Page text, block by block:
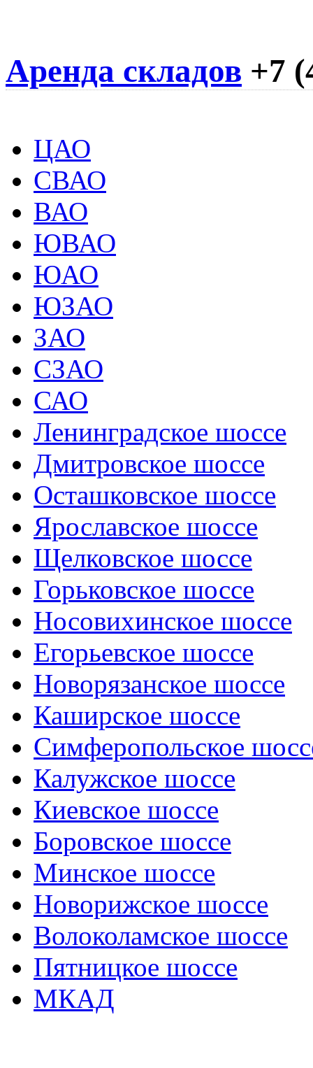
Аренда складов +7
ЦАО
СВАО
ВАО
ЮВАО
ЮАО
ЮЗАО
ЗАО
СЗАО
САО
Ленинградское шоссе
Дмитровское шоссе
Осташковское шоссе
Ярославское шоссе
Щелковское шоссе
Горьковское шоссе
Носовихинское шоссе
Егорьевское шоссе
Новорязанское шоссе
Каширское шоссе
Симферопольское
Калужское шоссе
Киевское шоссе
Боровское шоссе
Минское шоссе
Новорижское шоссе
Волоколамское шоссе
Пятницкое шоссе
МКАД